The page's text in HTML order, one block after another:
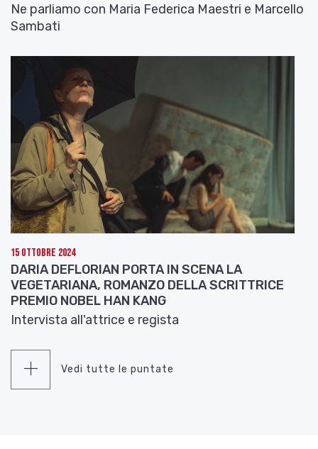
Ne parliamo con Maria Federica Maestri e Marcello
Sambati
15 Ottobre 2024
DARIA DEFLORIAN PORTA IN SCENA LA
VEGETARIANA, ROMANZO DELLA SCRITTRICE
PREMIO NOBEL HAN KANG
Intervista all'attrice e regista
Vedi tutte le puntate